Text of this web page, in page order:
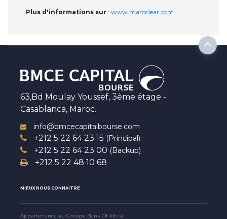
Plus d'informations sur : www.maroclear.com
63,Bd Moulay Youssef, 3ème étage -
Casablanca, Maroc.
info@bmcecapitalbourse.com
+212 5 22 64 23 15 (Principal)
+212 5 22 64 23 00 (Backup)
+212 5 22 48 10 68
MIEUX NOUS CONNAITRE
Appartenance au Groupe Bank Of Africa